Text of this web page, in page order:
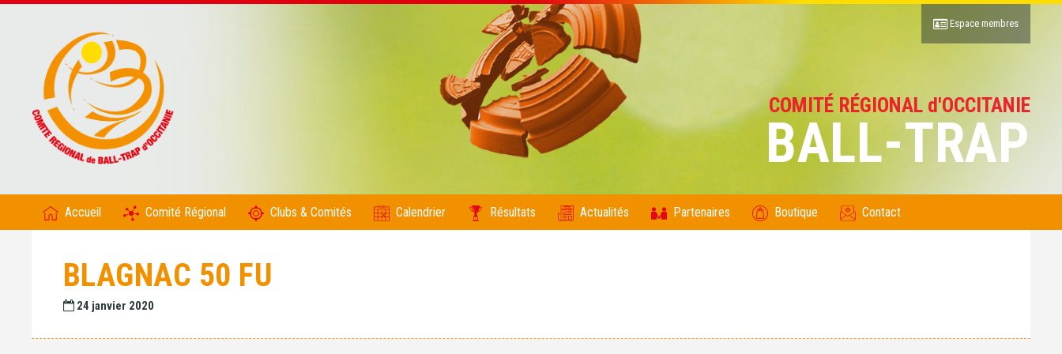
COMITÉ RÉGIONAL d'OCCITANIE
BALL-TRAP
Espace membres
Accueil Comité Régional Clubs & Comités Calendrier Résultats Actualités Partenaires Boutique Contact
BLAGNAC 50 FU
24 janvier 2020